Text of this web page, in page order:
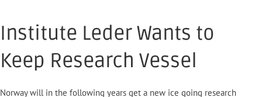
Institute Leder Wants to
Keep Research Vessel
Norway will in the following years get a new ice going research